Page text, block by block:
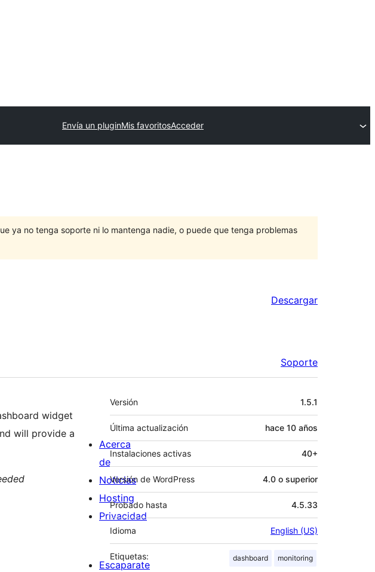
Envía un pluginMis favoritosAcceder
ya no tenga soporte ni lo mantenga nadie, o puede que tenga problemas
Descargar
Soporte
widget
will provide a
Meta
Versión 1.5.1
Última actualización hace 10 años
Instalaciones activas 40+
Versión de WordPress 4.0 o superior
Probado hasta 4.5.33
Idioma English (US)
Etiquetas: dashboard monitoring
Acerca
de
Noticias
Hosting
Privacidad
Escaparate